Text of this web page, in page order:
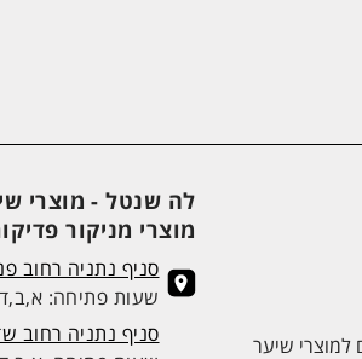
למוצרי שיער
לה שנטל - מוצרי
מוצרי מניקור
סניף נתניה רחוב
שעות פתיחה: א,ב,ד,ה : 9:00-15:00, ג:
סניף נתניה רחוב שד